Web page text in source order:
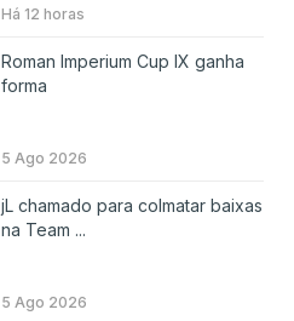
Há 12 horas
Roman Imperium Cup IX ganha
forma
5 Ago 2026
jL chamado para colmatar baixas
na Team ...
5 Ago 2026